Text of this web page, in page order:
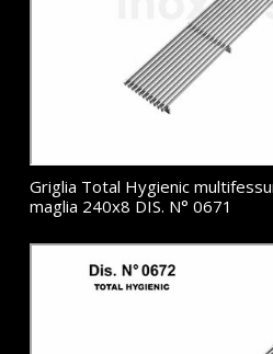
Griglia Total Hygienic
maglia 240x8 DIS. N° 0671